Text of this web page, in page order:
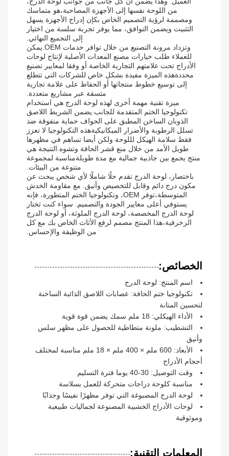
من اللوحة نفسها إلى الأجهزة المصاحبة،هو متماسك
ومصممة لرؤية التصميم الخاص بكإن إدراج الأجهزة يسهل
التثبيت ويضمن التوافق، مما يوفر تجربة سلسة من اختيار
إلى التجميع النهائي.
وتزداد مرونة التصنيع من خلال توافر خدمات OEM.يمكن
للعملاء طلب خيارات مصنع المعدات الأصلية لإنتاج لوحات
الأدراج تحت علامتهم التجارية الخاصة أو وفقا لمعايير تصنيع
محددةهذه الميزة مفيدة بشكل خاص للشركات التي تتطلع
إلى توسيع خطوط منتجاتها أو الحفاظ على علامة تجارية
متسقة عبر مشاريع متعددة.
ميزة تقنية مهمة أخرى لهذه لوحة الدرج هي استخدام
تكنولوجيا الختم المتقدمة للجانب.يضمن الشريط اللاصق
الذوبان الساخن المطبق على الحواف حماية متفوقة ضد
تسلل الرطوبة والأضرار الميكانيكيةهذه التكنولوجيا لا تعزز
فقط سلامة الهيكل لللوحة ولكن أيضا تساهم في مظهرها
طويل الأمد من خلال منع قشر الحافة وتشوه.النتيجة هي
منتج يجمع بين جاذبية جمالية مع مدة طويلةمناسبة لمجموعة
متنوعة من البيئات.
باختصار، لوحة الدرج تقدم حلًا شاملًا لأي شخص يبحث عن
مكون درج دائم وقابل للتخصيص وأنيق. مع مقاومة الخدش
المتوسطة،توفر OEM، وتكنولوجيا الختم المتطورة، فإنه
يستوفي أعلى معايير الجودة والتصميم. سواء كنت تختار
لوحة الدرج المخصصة، لوحة الدرج الملوثة، أو لوحة الدرج
الزخرفية،هذا المنتج مصمم لرفع الأثاث الخاص بك مع كل
من الوظيفة والإحساس.
الخصائص:
اسم المنتج: لوحة الدرج
تكنولوجيا ختم الحافة: عصابات اللاصق الذائبة الساخنة
لتحسين المتانة
الأداء الهيكلي: 18 ملم سمك يضمن قوة قوية
التشطيب: ملونة متطاطية للحصول على مظهر سلس
وأنيق
الأبعاد: 600 ملم × 400 ملم × 18 ملم مناسبة لمختلف
أحجام الأدراج
وقت التوصيل: 30-40 يوما فترة التسليم
مناسبة كلوحة دراجات متحركة للعمل بسلاسة
لوحة الدرج المصبوغة التي توفر مظهرًا نفيسًا وجذابًا
لوحات الأدراج الخشبية المصنوعة لجماليات طبيعية
وموثوقية
المعلمات التقنية: